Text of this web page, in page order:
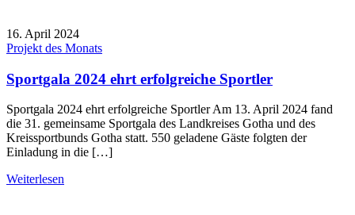
16. April 2024
Projekt des Monats
Sportgala 2024 ehrt erfolgreiche Sportler
Sportgala 2024 ehrt erfolgreiche Sportler Am 13. April 2024 fand
die 31. gemeinsame Sportgala des Landkreises Gotha und des
Kreissportbunds Gotha statt. 550 geladene Gäste folgten der
Einladung in die […]
Weiterlesen